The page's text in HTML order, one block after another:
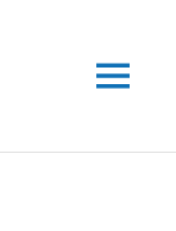
MENU